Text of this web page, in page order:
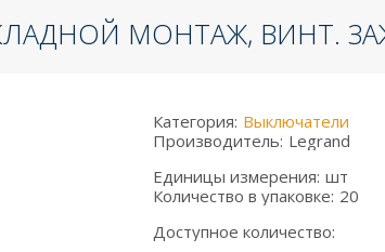
МОНТАЖ, ВИНТ.
Категория: Выключатели
Производитель: Legrand
Единицы измерения: шт
Количество в упаковке: 20
Доступное количество: